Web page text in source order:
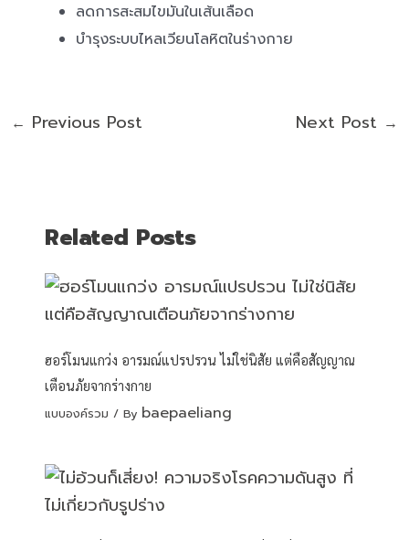
ลดการสะสมไขมันในเส้นเลือด
บำรุงระบบไหลเวียนโลหิตในร่างกาย
← Previous Post Next Post →
Related Posts
ฮอร์โมนแกว่ง อารมณ์แปรปรวน ไม่ใช่นิสัย แต่คือสัญญาณ
เตือนภัยจากร่างกาย
แบบองค์รวม / By baepaeliang